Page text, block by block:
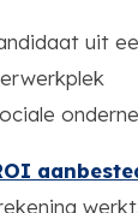
uit
werkt.